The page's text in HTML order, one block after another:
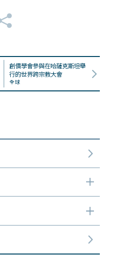
創價學會參與在哈薩克斯坦舉
行的世界跨宗教大會
全球